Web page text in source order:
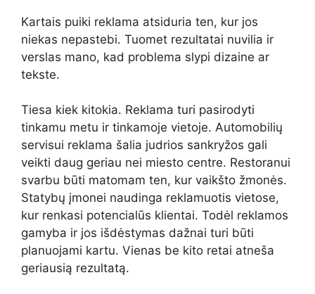
Kartais puiki reklama atsiduria ten, kur jos
niekas nepastebi. Tuomet rezultatai nuvilia ir
verslas mano, kad problema slypi dizaine ar
tekste.
Tiesa kiek kitokia. Reklama turi pasirodyti
tinkamu metu ir tinkamoje vietoje. Automobilių
servisui reklama šalia judrios sankryžos gali
veikti daug geriau nei miesto centre. Restoranui
svarbu būti matomam ten, kur vaikšto žmonės.
Statybų įmonei naudinga reklamuotis vietose,
kur renkasi potencialūs klientai. Todėl reklamos
gamyba ir jos išdėstymas dažnai turi būti
planuojami kartu. Vienas be kito retai atneša
geriausią rezultatą.